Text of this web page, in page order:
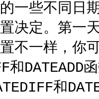
一些不同日
决定。第一
不一样，
和
和